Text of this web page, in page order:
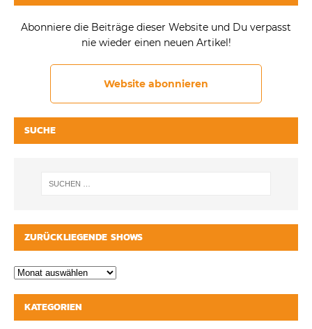
Abonniere die Beiträge dieser Website und Du verpasst
nie wieder einen neuen Artikel!
Website abonnieren
SUCHE
ZURÜCKLIEGENDE SHOWS
KATEGORIEN